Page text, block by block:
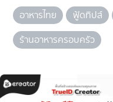
อาหารไทย
ฟู้ดทิปส์
ร้านอาหารครอบครัว